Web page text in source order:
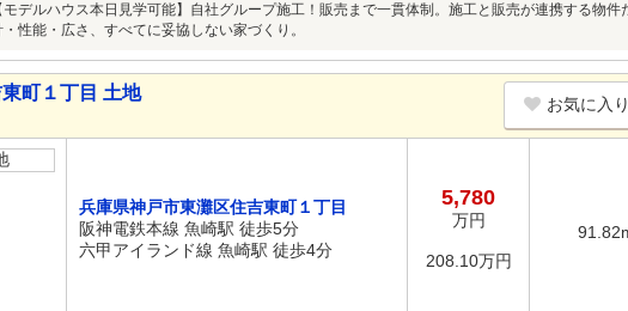
モデルハウス本日見学可能】自社グループ施工！販売まで一貫体制。施工と販売が連携する物
・性能・広さ、すべてに妥協しない家づくり。
町１丁目 土地
お気に入
兵庫県神戸市東灘区住吉東町１丁目
阪神電鉄本線 魚崎駅 徒歩5分
六甲アイランド線 魚崎駅 徒歩4分
5,780
万円
208.10万円